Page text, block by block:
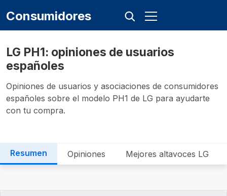
Consumidores
LG PH1: opiniones de usuarios
españoles
Opiniones de usuarios y asociaciones de consumidores
españoles sobre el modelo PH1 de LG para ayudarte
con tu compra.
Resumen Opiniones Mejores altavoces LG